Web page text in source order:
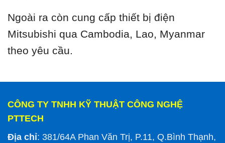
Ngoài ra còn cung cấp thiết bị điện
Mitsubishi qua Cambodia, Lao, Myanmar
theo yêu cầu.
CÔNG TY TNHH KỸ THUẬT CÔNG NGHỆ
PTTECH
Địa chỉ: 381/64A Phan Văn Trị, P.11, Q.Bình Thạnh,